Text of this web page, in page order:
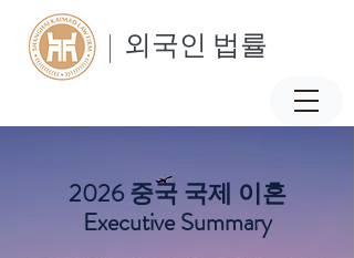
| 외국인 법률
2026 중국 국제 이혼
Executive Summary